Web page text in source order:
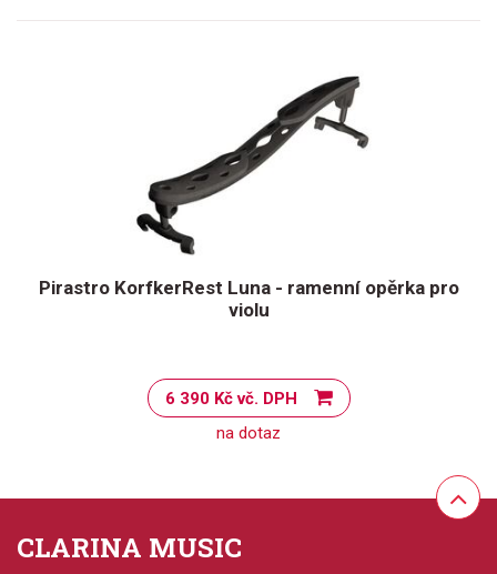
Pirastro KorfkerRest Luna - ramenní opěrka pro
violu
6 390 Kč vč. DPH
na dotaz
CLARINA MUSIC